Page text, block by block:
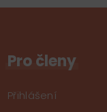
Pro členy
Přihlášení